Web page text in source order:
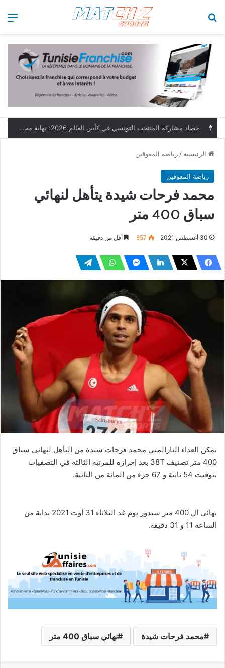
الرئيسية / رياضة المعوقين
رياضة المعوقين
محمد فرحات شيدة يتأهل لنهائي
سباق 400 متر
30 أغسطس 2021 857 أقل من دقيقة
تمكن العداء البارالمبي محمد فرحات شيدة من التأهل لنهائي سباق
400 متر تصنيف 38T بعد إحرازه للمرتبة الثالثة في التصفيات
بتوقيت 54 ثانية و 67 جزء من المائة من الثانية.
نهائي ال 400 متر سيدور يوم غد الثلاثاء 31 أوت 2021 بداية من
الساعة 11 و 31 دقيقة.
محمد فرحات شيدة نهائي سباق 400 متر